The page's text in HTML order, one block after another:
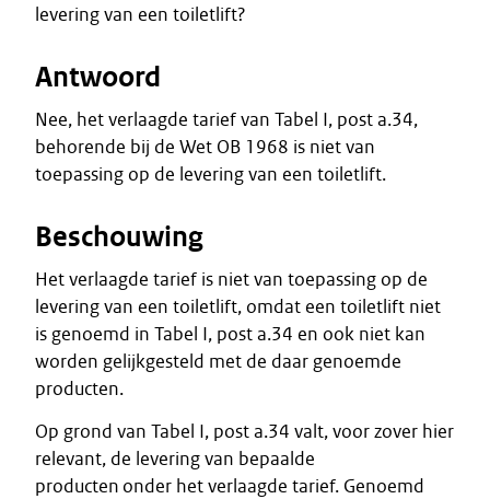
levering van een toiletlift?
Antwoord
Nee, het verlaagde tarief van Tabel I, post a.34,
behorende bij de Wet OB 1968 is niet van
toepassing op de levering van een toiletlift.
Beschouwing
Het verlaagde tarief is niet van toepassing op de
levering van een toiletlift, omdat een toiletlift niet
is genoemd in Tabel I, post a.34 en ook niet kan
worden gelijkgesteld met de daar genoemde
producten.
Op grond van Tabel I, post a.34 valt, voor zover hier
relevant, de levering van bepaalde
producten onder het verlaagde tarief. Genoemd